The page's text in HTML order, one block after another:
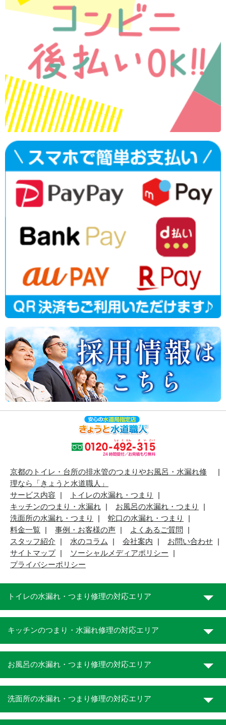
京都のトイレ・台所の排水管のつまりやお風呂・水漏れ修
理なら「きょうと水道職人」
サービス内容
トイレの水漏れ・つまり
キッチンのつまり・水漏れ
お風呂の水漏れ・つまり
洗面所の水漏れ・つまり
蛇口の水漏れ・つまり
料金一覧
事例・お客様の声
よくあるご質問
スタッフ紹介
水のコラム 会社案内
お問い合わせ
サイトマップ
ソーシャルメディアポリシー
プライバシーポリシー
トイレの水漏れ・つまり修理の対応エリア
キッチンのつまり・水漏れ修理の対応エリア
お風呂の水漏れ・つまり修理の対応エリア
洗面所の水漏れ・つまり修理の対応エリア